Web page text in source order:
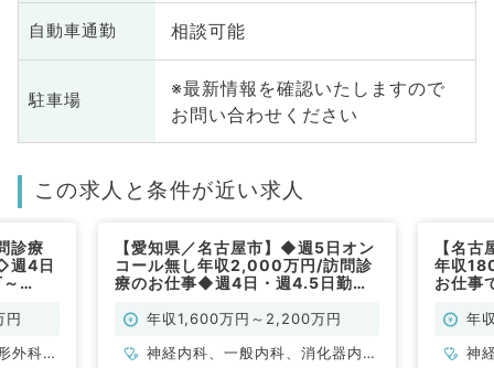
自動車通勤 相談可能
駐車場
※最新情報を確認いたしますので
お問い合わせください
この求人と条件が近い求人
診療
週4日
勤）
円
外科、
【愛知県／名古屋市】◆週5日オン
コール無し年収2,000万円/訪問診
療のお仕事◆週4日・週4.5日勤務
院にてご勤務です！（内科系／常
年収1,600万円～2,200万円
神経内科、一般内科、消化器内
【名
年収
お仕事
年
神